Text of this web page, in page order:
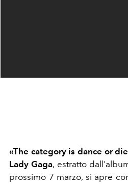
«The category is dance or
Lady Gaga, estratto
prossimo 7 marzo, si apre